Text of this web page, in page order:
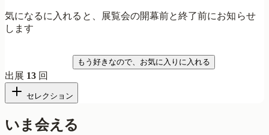
気になるに入れると、展覧会の開幕前と終了前にお知らせ
します
もう好きなので、お気に入りに入れる
出展 13 回
セレクション
いま会える